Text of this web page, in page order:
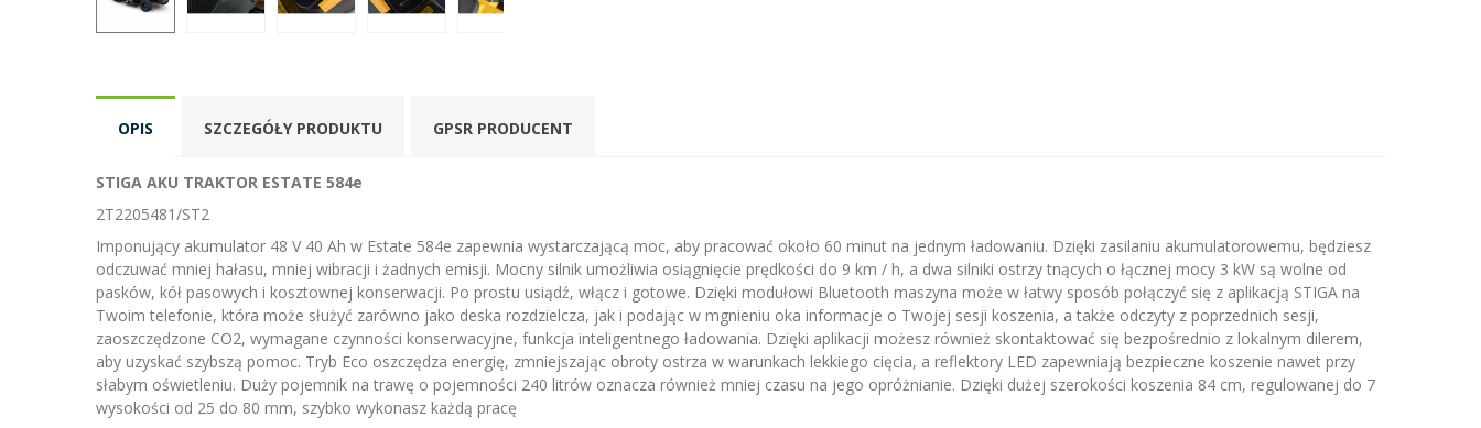
OPIS SZCZEGÓŁY PRODUKTU GPSR PRODUCENT
STIGA AKU TRAKTOR ESTATE 584e
2T2205481/ST2
Imponujący akumulator 48 V 40 Ah w Estate 584e zapewnia wystarczającą moc, aby pracować około 60 minut na jednym ładowaniu. Dzięki zasilaniu akumulatorowemu, będziesz
odczuwać mniej hałasu, mniej wibracji i żadnych emisji. Mocny silnik umożliwia osiągnięcie prędkości do 9 km / h, a dwa silniki ostrzy tnących o łącznej mocy 3 kW są wolne od
pasków, kół pasowych i kosztownej konserwacji. Po prostu usiądź, włącz i gotowe. Dzięki modułowi Bluetooth maszyna może w łatwy sposób połączyć się z aplikacją STIGA na
Twoim telefonie, która może służyć zarówno jako deska rozdzielcza, jak i podając w mgnieniu oka informacje o Twojej sesji koszenia, a także odczyty z poprzednich sesji,
zaoszczędzone CO2, wymagane czynności konserwacyjne, funkcja inteligentnego ładowania. Dzięki aplikacji możesz również skontaktować się bezpośrednio z lokalnym dilerem,
aby uzyskać szybszą pomoc. Tryb Eco oszczędza energię, zmniejszając obroty ostrza w warunkach lekkiego cięcia, a reflektory LED zapewniają bezpieczne koszenie nawet przy
słabym oświetleniu. Duży pojemnik na trawę o pojemności 240 litrów oznacza również mniej czasu na jego opróżnianie. Dzięki dużej szerokości koszenia 84 cm, regulowanej do 7
wysokości od 25 do 80 mm, szybko wykonasz każdą pracę